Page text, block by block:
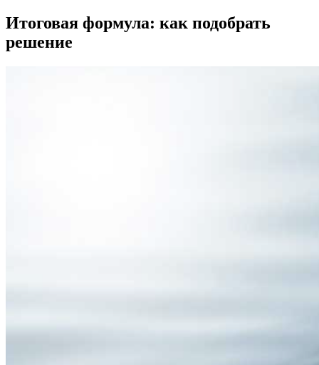
Итоговая формула: как подобрать
решение